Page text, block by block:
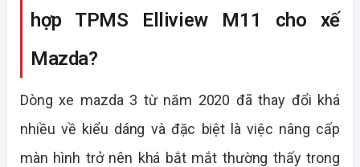
hợp TPMS Elliview M11 cho xế
Mazda?
Dòng xe mazda 3 từ năm 2020 đã thay đổi khá
nhiều về kiểu dáng và đặc biệt là việc nâng cấp
màn hình trở nên khá bắt mắt thường thấy trong